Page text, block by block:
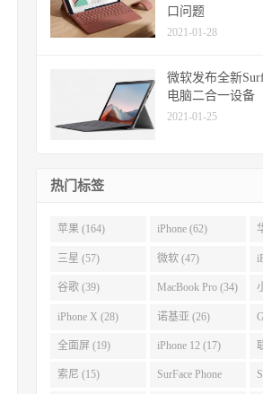
口问题
2021-01-28
微软发布全新
电脑二合一设备
2021-01-25
热门标签
苹果 (164) iPhone (62)
三星 (57) 微软 (47)
谷歌 (39) MacBook Pro (34)
iPhone X (28) 诺基亚 (26)
全面屏 (19) iPhone 12 (17)
索尼 (15) SurFace Phone